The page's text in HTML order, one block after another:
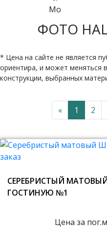
ФОТО
* Цена на сайте не является
ориентира, и может меняться
конструкции, выбранных
« 1 2
СЕРЕБРИСТЫЙ
ГОСТИНУЮ №1
Цена за